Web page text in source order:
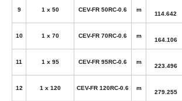
9 1 x 50 CEV-FR 50RC-0.6 m
114.642
10 1 x 70 CEV-FR 70RC-0.6 m
164.106
11 1 x 95 CEV-FR 95RC-0.6 m
223.496
12 1 x 120 CEV-FR 120RC-0.6 m
279.255